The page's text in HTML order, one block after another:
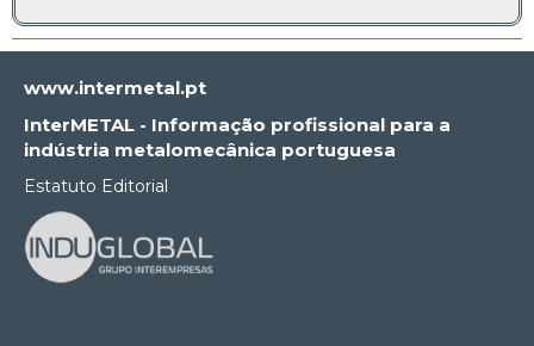
www.intermetal.pt
InterMETAL - Informação profissional para a
indústria metalomecânica portuguesa
Estatuto Editorial